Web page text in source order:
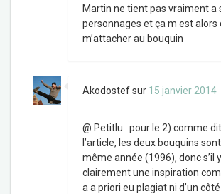
Martin ne tient pas vraiment a
personnages et ça m est alors
m’attacher au bouquin
Akodostefsur 15 janvier 2014
@ Petitlu : pour le 2) comme
l’article, les deux bouquins
même année (1996), donc s’il
clairement une inspiration
a a priori eu plagiat ni d’un